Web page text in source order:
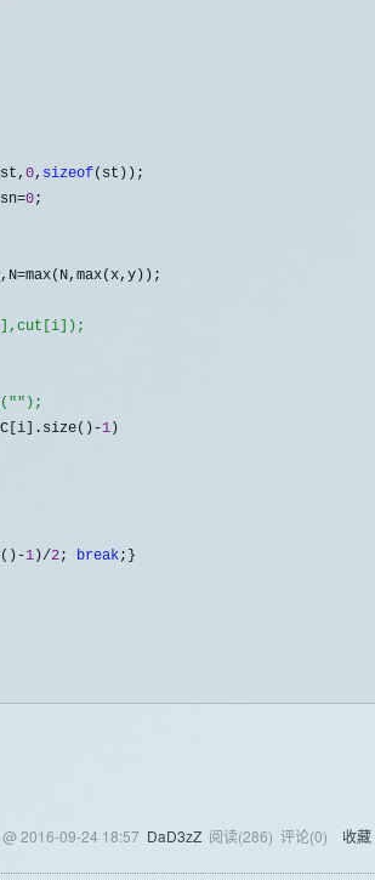
0, sizeof(st));
0;
max(N,max(x,y));
1)
1)/2; break;}
@2016-09-24 18:57 DaD3zZ 阅读(286) 评论(0) 收藏